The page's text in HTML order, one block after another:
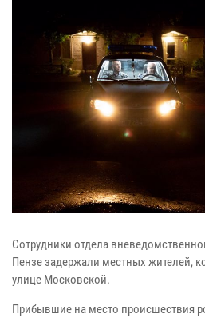
Сотрудники отдела
Пензе задержали местных жителей,
улице Московской.
Прибывшие на место происшествия